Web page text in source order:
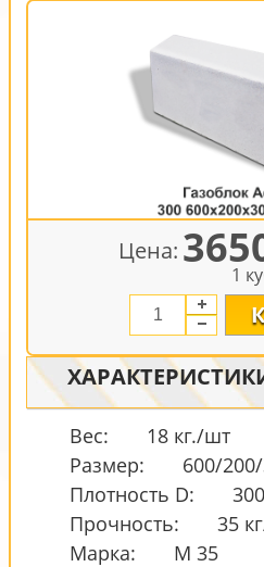
Цена:
1
Вес:
18 кг./шт
Размер:
600/
Плотность D:
300
Прочность:
35
Марка:
М 35